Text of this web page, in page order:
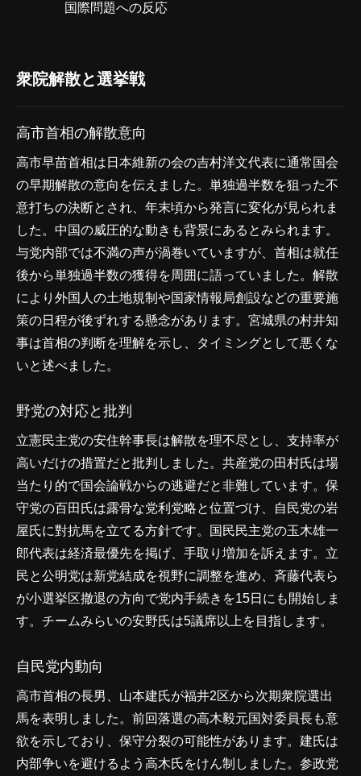
国際問題への反応
衆院解散と選挙戦
高市首相の解散意向
高市早苗首相は日本維新の会の吉村洋文代表に通常国会
の早期解散の意向を伝えました。単独過半数を狙った不
意打ちの決断とされ、年末頃から発言に変化が見られま
した。中国の威圧的な動きも背景にあるとみられます。
与党内部では不満の声が渦巻いていますが、首相は就任
後から単独過半数の獲得を周囲に語っていました。解散
により外国人の土地規制や国家情報局創設などの重要施
策の日程が後ずれする懸念があります。宮城県の村井知
事は首相の判断を理解を示し、タイミングとして悪くな
いと述べました。
野党の対応と批判
立憲民主党の安住幹事長は解散を理不尽とし、支持率が
高いだけの措置だと批判しました。共産党の田村氏は場
当たり的で国会論戦からの逃避だと非難しています。保
守党の百田氏は露骨な党利党略と位置づけ、自民党の岩
屋氏に對抗馬を立てる方針です。国民民主党の玉木雄一
郎代表は経済最優先を掲げ、手取り増加を訴えます。立
民と公明党は新党結成を視野に調整を進め、斉藤代表ら
が小選挙区撤退の方向で党内手続きを15日にも開始しま
す。チームみらいの安野氏は5議席以上を目指します。
自民党内動向
高市首相の長男、山本建氏が福井2区から次期衆院選出
馬を表明しました。前回落選の高木毅元国対委員長も意
欲を示しており、保守分裂の可能性があります。建氏は
内部争いを避けるよう高木氏をけん制しました。参政党